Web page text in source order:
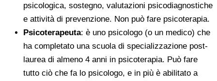
psicologica, sostegno, valutazioni psicodiagnostiche
e attività di prevenzione. Non può fare psicoterapia.
Psicoterapeuta: è uno psicologo (o un medico) che
ha completato una scuola di specializzazione post-
laurea di almeno 4 anni in psicoterapia. Può fare
tutto ciò che fa lo psicologo, e in più è abilitato a